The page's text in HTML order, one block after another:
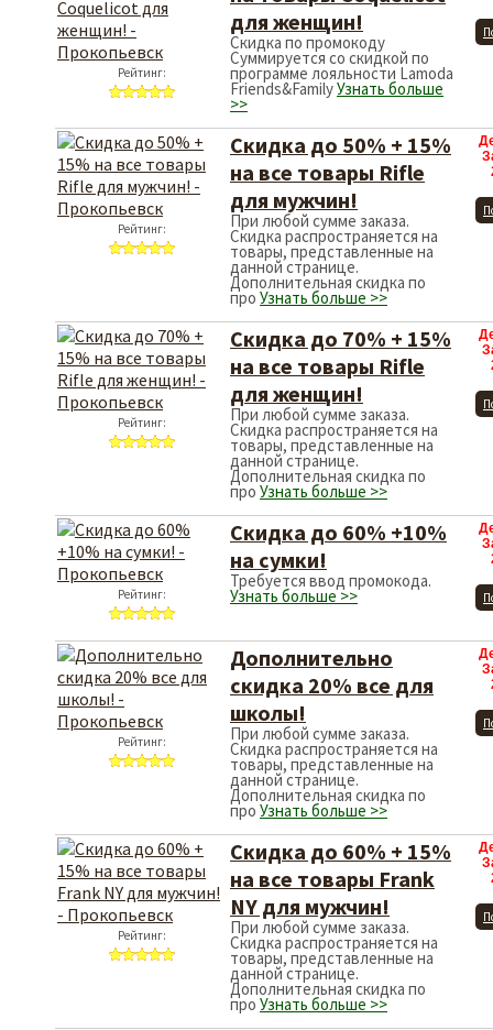
Рейтинг:
для женщин!
Скидка по промокоду
Суммируется со скидкой по
программе лояльности Lamoda
Friends&FamilyУзнать больше
>>
Рейтинг:
Скидка до 50% + 15%
на все товары Rifle
для мужчин!
При любой сумме заказа.
Скидка распространяется на
товары, представленные на
данной странице.
Дополнительная скидка по
про Узнать больше >>
Рейтинг:
Скидка до 70% + 15%
на все товары Rifle
для женщин!
При любой сумме заказа.
Скидка распространяется на
товары, представленные на
данной странице.
Дополнительная скидка по
про Узнать больше >>
Рейтинг:
Скидка до 60% +10%
на сумки!
Требуется ввод промокода.
Узнать больше >>
Рейтинг:
Дополнительно
скидка 20% все для
школы!
При любой сумме заказа.
Скидка распространяется на
товары, представленные на
данной странице.
Дополнительная скидка по
про Узнать больше >>
Рейтинг:
Скидка до 60% + 15%
на все товары Frank
NY для мужчин!
При любой сумме заказа.
Скидка распространяется на
товары, представленные на
данной странице.
Дополнительная скидка по
про Узнать больше >>